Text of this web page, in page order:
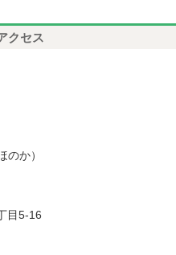
クセス
のか）
目5-16